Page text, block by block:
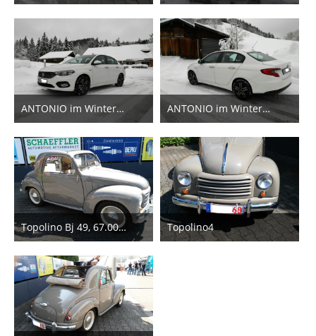
4. Februar 2019
11
4. Februar 2019
13
ANTONIO im Winterurlaub (Bild2)
22. Januar 2018
11
ANTONIO im Winterurlaub (Bild1)
22. Januar 2018
10
Topolino Bj 49, 67.000 km
7. Mai 2017
5
Topolino4
7. Mai 2017